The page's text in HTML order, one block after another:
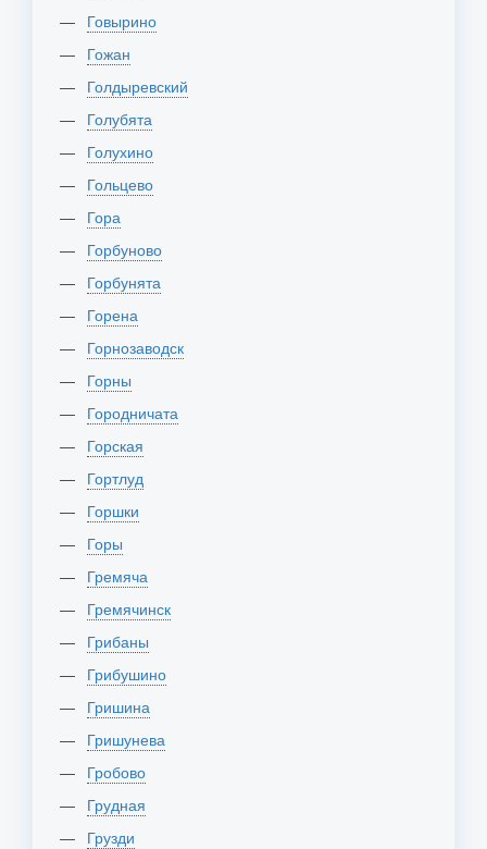
Говырино
Гожан
Голдыревский
Голубята
Голухино
Гольцево
Гора
Горбуново
Горбунята
Горена
Горнозаводск
Горны
Городничата
Горская
Гортлуд
Горшки
Горы
Гремяча
Гремячинск
Грибаны
Грибушино
Гришина
Гришунева
Гробово
Грудная
Грузди